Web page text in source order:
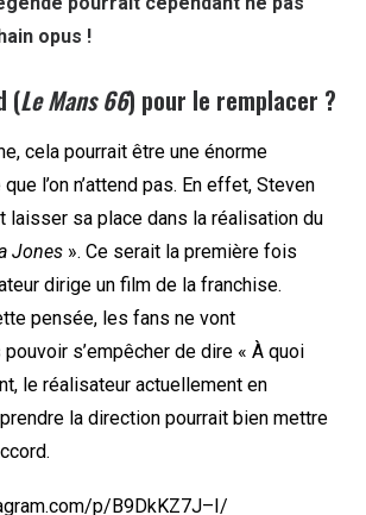
opus !
(Le Mans 66) pour le remplacer ?
cela pourrait être une énorme
l’on n’attend pas. En effet, Steven
laisser sa place dans la réalisation du
Jones ». Ce serait la première fois
dirige un film de la franchise.
pensée, les fans ne vont
s’empêcher de dire « À quoi
le réalisateur actuellement en
la direction pourrait bien mettre
p/B9DkKZ7J–I/